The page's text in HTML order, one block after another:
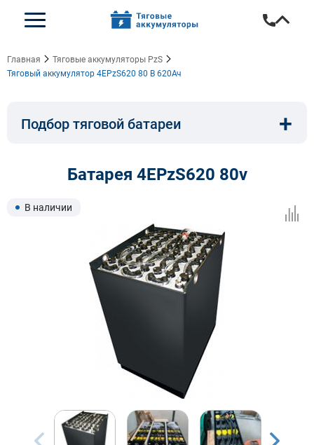
Главная
Тяговые аккумуляторы PzS
Тяговый аккумулятор 4EPzS620 80 В 620Ач
Подбор тяговой батареи
Тип:
Высота, мм:
Модель:
+
Батарея 4EPzS620 80v
В наличии